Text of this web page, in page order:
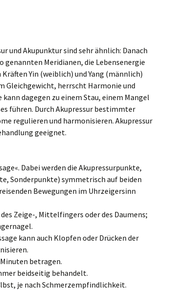
und Akupunktur sind sehr ähnlich: Danach
genannten Meridianen, die Lebensenergie
Yin (weiblich) und Yang (männlich)
Gleichgewicht, herrscht Harmonie und
dagegen zu einem Stau, einem Mangel
führen. Durch Akupressur bestimmter
regulieren und harmonisieren. Akupressur
geeignet.
Dabei werden die Akupressurpunkte,
Sonderpunkte) symmetrisch auf beiden
Bewegungen im Uhrzeigersinn
Zeige-, Mittelfingers oder des Daumens;
kann auch Klopfen oder Drücken der
betragen.
beidseitig behandelt.
je nach Schmerzempfindlichkeit.